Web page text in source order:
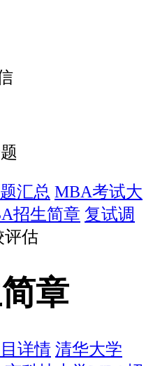
汇总 MBA考试大
招生简章 复试调
评估
章
详情 清华大学